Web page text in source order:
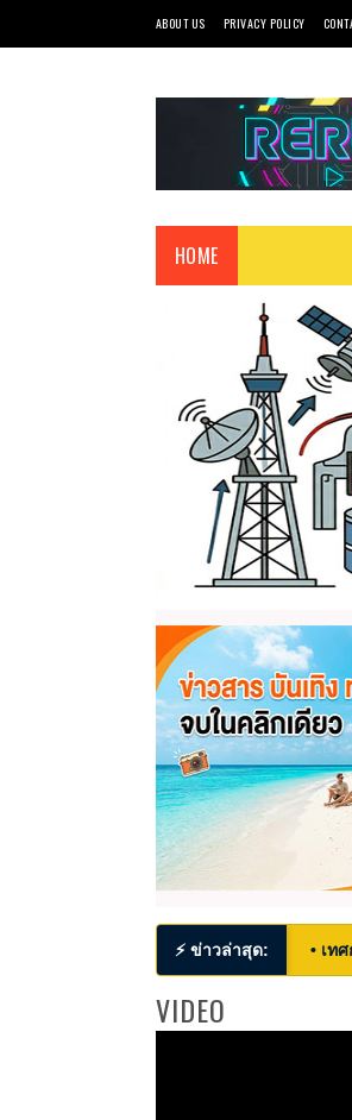
ABOUT US PRIVACY POLICY
HOME
⚡ ข่าวล่าสุด: • เท
VIDEO